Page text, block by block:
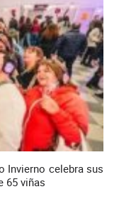
Invierno celebra sus
65 viñas